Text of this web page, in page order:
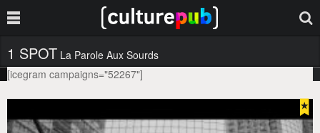
1 SPOT La Parole Aux Sourds
[icegram campaigns="52267"]